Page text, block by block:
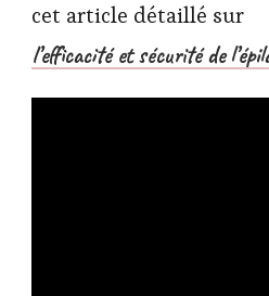
cet article détaillé sur
l’efficacité et sécurité de